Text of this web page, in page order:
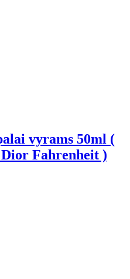
vyrams 50ml (
Fahrenheit )